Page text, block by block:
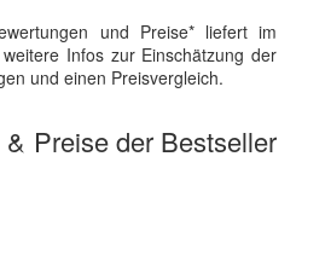
und Preise* liefert im
Infos zur Einschätzung der
und einen Preisvergleich.
Preise der Bestseller